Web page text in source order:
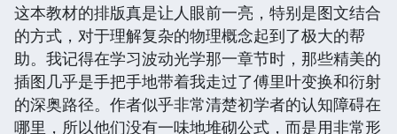
这本教材的排版真是让人眼前一亮，特别是图文结合
的方式，对于理解复杂的物理概念起到了极大的帮
助。我记得在学习波动光学那一章节时，那些精美的
插图几乎是手把手地带着我走过了傅里叶变换和衍射
的深奥路径。作者似乎非常清楚初学者的认知障碍在
哪里，所以他们没有一味地堆砌公式，而是用非常形